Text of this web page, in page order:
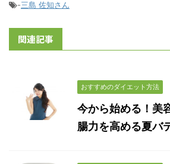
-三島 佐知さん
関連記事
おすすめのダイエット方法
今から始める！美
腸力を高める夏バ